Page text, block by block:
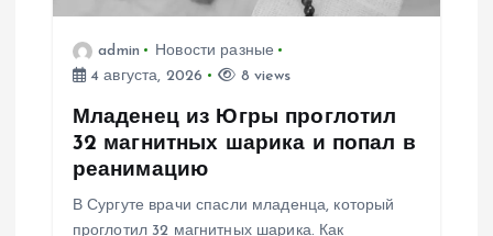
admin
Новости разные
4 августа, 2026
8 views
Младенец из Югры проглотил
32 магнитных шарика и попал в
реанимацию
В Сургуте врачи спасли младенца, который
проглотил 32 магнитных шарика. Как